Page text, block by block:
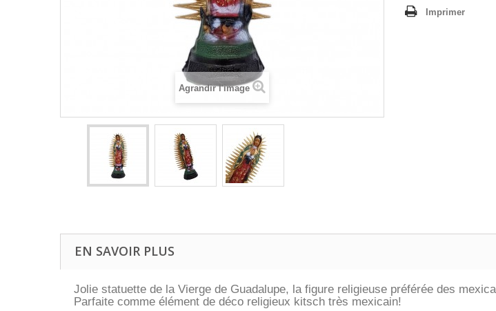
Agrandir l'image
Imprimer
EN SAVOIR PLUS
Jolie statuette de la Vierge de Guadalupe, la figure religieuse préférée des
Parfaite comme élément de déco religieux kitsch très mexicain!